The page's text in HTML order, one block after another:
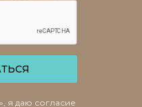
я даю согласие